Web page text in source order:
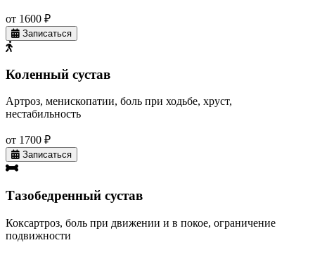
от 1600 ₽
Записаться
Коленный сустав
Артроз, менископатии, боль при ходьбе, хруст,
нестабильность
от 1700 ₽
Записаться
Тазобедренный сустав
Коксартроз, боль при движении и в покое, ограничение
подвижности